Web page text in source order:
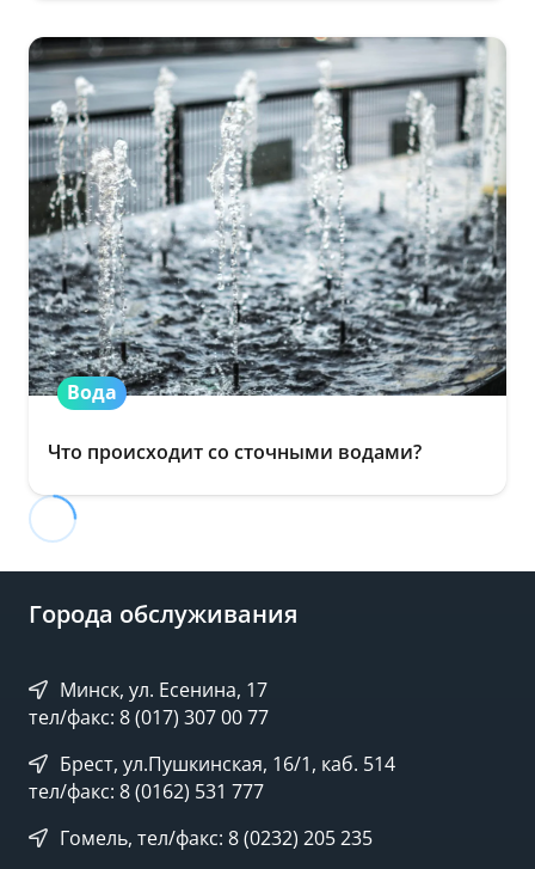
Вода
Что происходит со сточными водами?
Города обслуживания
Минск, ул. Есенина, 17
тел/факс: 8 (017) 307 00 77
Брест, ул.Пушкинская, 16/1, каб. 514
тел/факс: 8 (0162) 531 777
Гомель, тел/факс: 8 (0232) 205 235